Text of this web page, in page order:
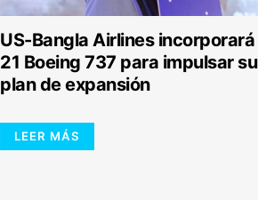
US-Bangla Airlines incorporará
21 Boeing 737 para impulsar su
plan de expansión
LEER MÁS